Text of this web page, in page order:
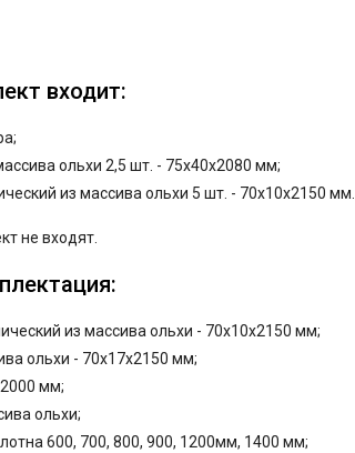
входит:
ольхи 2,5 шт. - 75x40x2080 мм;
из массива ольхи 5 шт. - 70x10x2150 мм.
не входят.
из массива ольхи - 70x10x2150 мм;
ольхи - 70x17x2150 мм;
мм;
ольхи;
600, 700, 800, 900, 1200мм, 1400 мм;